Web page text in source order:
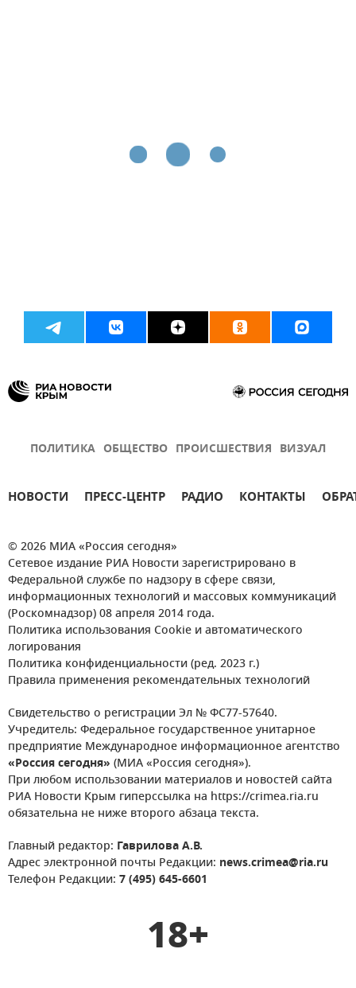
ПОЛИТИКА ОБЩЕСТВО ПРОИСШЕСТВИЯ ВИЗУАЛ
НОВОСТИ ПРЕСС-ЦЕНТР РАДИО КОНТАКТЫ
© 2026 МИА «Россия сегодня»
Сетевое издание РИА Новости зарегистрировано в
Федеральной службе по надзору в сфере связи,
информационных технологий и массовых коммуникаций
(Роскомнадзор) 08 апреля 2014 года.
Политика использования Cookie и автоматического
логирования
Политика конфиденциальности (ред. 2023 г.)
Правила применения рекомендательных технологий
Свидетельство о регистрации Эл № ФС77-57640.
Учредитель: Федеральное государственное унитарное
предприятие Международное информационное агентство
«Россия сегодня» (МИА «Россия сегодня»).
При любом использовании материалов и новостей сайта
РИА Новости Крым гиперссылка на https://crimea.ria.ru
обязательна не ниже второго абзаца текста.
Главный редактор: Гаврилова А.В.
Адрес электронной почты Редакции: news.crimea@ria.ru
Телефон Редакции: 7 (495) 645-6601
18+